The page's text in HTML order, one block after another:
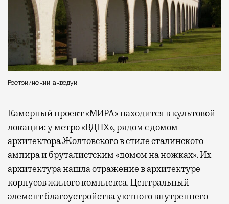
Ростокинский акведук
Камерный проект «МИРА» находится в культовой
локации: у метро «ВДНХ», рядом с домом
архитектора Жолтовского в стиле сталинского
ампира и бруталистским «домом на ножках». Их
архитектура нашла отражение в архитектуре
корпусов жилого комплекса. Центральный
элемент благоустройства уютного внутреннего